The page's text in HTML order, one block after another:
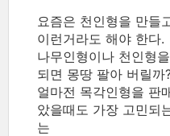
요즘은 천인형을 만들
이런거라도 해야 한다.
나무인형이나 천인형
되면 몽땅 팔아 버릴까
얼마전 목각인형을 판
았을때도 가장 고민되
는